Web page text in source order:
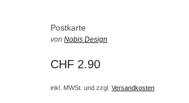
Postkarte
von Nobis Design
CHF 2.90
inkl. MWSt. und zzgl. Versandkosten